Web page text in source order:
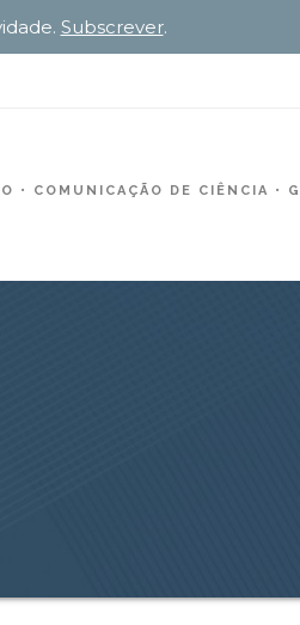
COMUNICAÇÃO DE CIÊNCIA
Subscrever.